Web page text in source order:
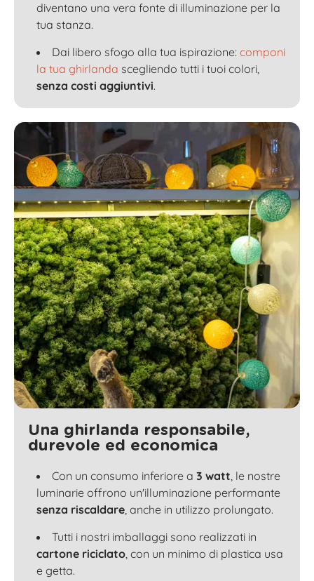
diventano una vera fonte di illuminazione per la
tua stanza.
Dai libero sfogo alla tua ispirazione: componi
la tua ghirlanda scegliendo tutti i tuoi colori,
senza costi aggiuntivi.
Una ghirlanda responsabile,
durevole ed economica
Con un consumo inferiore a 3 watt, le nostre
luminarie offrono un'illuminazione performante
senza riscaldare, anche in utilizzo prolungato.
Tutti i nostri imballaggi sono realizzati in
cartone riciclato, con un minimo di plastica usa
e getta.